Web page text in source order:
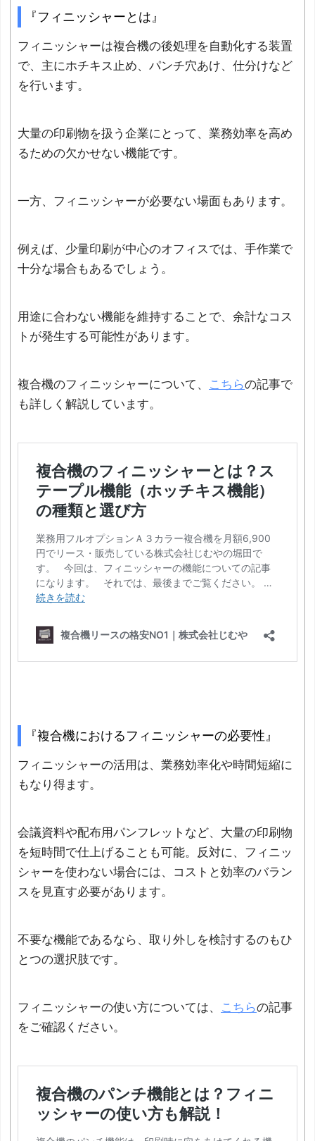
『フィニッシャーとは』
フィニッシャーは複合機の後処理を自動化する装置
で、主にホチキス止め、パンチ穴あけ、仕分けなど
を行います。
大量の印刷物を扱う企業にとって、業務効率を高め
るための欠かせない機能です。
一方、フィニッシャーが必要ない場面もあります。
例えば、少量印刷が中心のオフィスでは、手作業で
十分な場合もあるでしょう。
用途に合わない機能を維持することで、余計なコス
トが発生する可能性があります。
複合機のフィニッシャーについて、 こちらの記事で
も詳しく解説しています。
『複合機におけるフィニッシャーの必要性』
フィニッシャーの活用は、業務効率化や時間短縮に
もなり得ます。
会議資料や配布用パンフレットなど、大量の印刷物
を短時間で仕上げることも可能。反対に、フィニッ
シャーを使わない場合には、コストと効率のバラン
スを見直す必要があります。
不要な機能であるなら、取り外しを検討するのもひ
とつの選択肢です。
フィニッシャーの使い方については、 こちらの記事
をご確認ください。